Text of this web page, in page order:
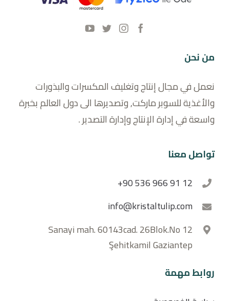
من نحن
نعمل في مجال إنتاج وتغليف المكسرات والبذورات
والأغذية للسوبر ماركت, وتصديرها الى دول العالم بخبرة
واسعة في إدارة الإنتاج وإدارة التصدير .
تواصل معنا
+90 536 966 91 12
info@kristaltulip.com
Sanayi mah. 60143cad. 26Blok.No 12
Şehitkamil Gaziantep
روابط مهمة